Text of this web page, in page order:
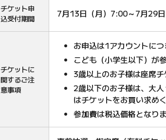
チケット申
込受付期間
7月13日（月）7:00～7月29
チケットに
関するご注
意事項
お申込は1アカウントに
こども（小学生以下）が
3歳以上のお子様は座席チ
2歳以下のお子様は、大
はチケットをお買い求め
参加費は税込価格となりま